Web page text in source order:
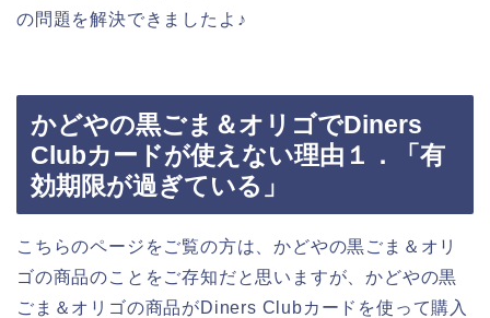
の問題を解決できましたよ♪
かどやの黒ごま＆オリゴでDiners
Clubカードが使えない理由１．「有
効期限が過ぎている」
こちらのページをご覧の方は、かどやの黒ごま＆オリ
ゴの商品のことをご存知だと思いますが、かどやの黒
ごま＆オリゴの商品がDiners Clubカードを使って購入